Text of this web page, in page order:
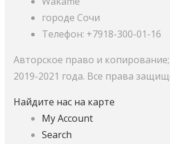
городе Сочи
Телефон: +7918-300-01-16
Авторское право и
2019-2021 года. Все права
Найдите нас на карте
My Account
Search